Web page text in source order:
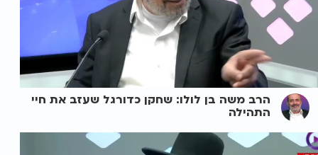
הרב משה בן לולו: שחקן כדורגל שעזב את חיי
התהילה